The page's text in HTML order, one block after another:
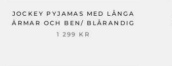
JOCKEY PYJAMAS MED LÅNGA
ÄRMAR OCH BEN/ BLÅRANDIG
1 299 KR